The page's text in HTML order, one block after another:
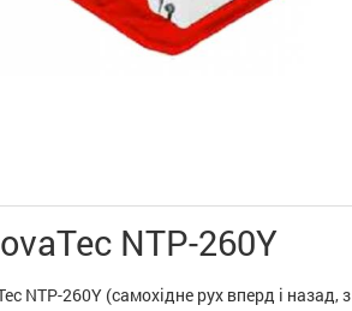
NTP-260Y
NTP-260Y (самохідне рух вперд і назад, з